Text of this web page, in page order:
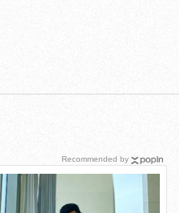
Recommended by